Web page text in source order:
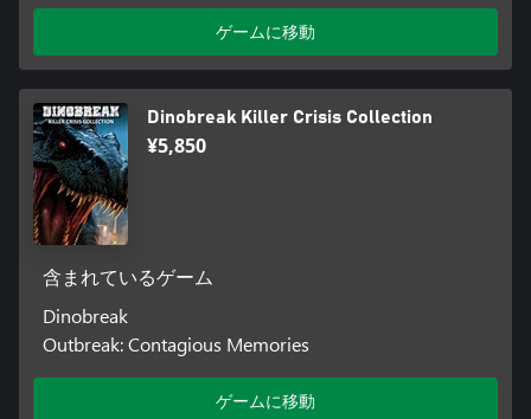
ゲームに移動
Dinobreak Killer Crisis Collection
¥5,850
含まれているゲーム
Dinobreak
Outbreak: Contagious Memories
ゲームに移動